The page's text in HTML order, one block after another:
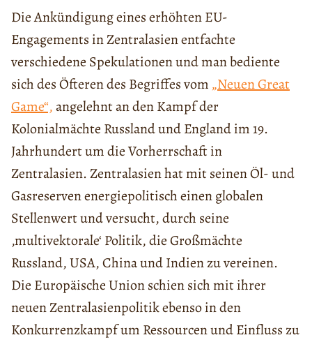
Die Ankündigung eines erhöhten EU-
Engagements in Zentralasien entfachte
verschiedene Spekulationen und man bediente
sich des Öfteren des Begriffes vom „Neuen Great
Game“,angelehnt an den Kampf der
Kolonialmächte Russland und England im 19.
Jahrhundert um die Vorherrschaft in
Zentralasien. Zentralasien hat mit seinen Öl- und
Gasreserven energiepolitisch einen globalen
Stellenwert und versucht, durch seine
‚multivektorale‘ Politik, die Großmächte
Russland, USA, China und Indien zu vereinen.
Die Europäische Union schien sich mit ihrer
neuen Zentralasienpolitik ebenso in den
Konkurrenzkampf um Ressourcen und Einfluss zu